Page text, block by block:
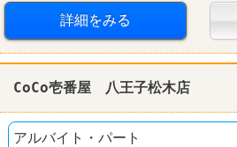
詳細をみる
CoCo壱番屋 八王子松木店
アルバイト・パート